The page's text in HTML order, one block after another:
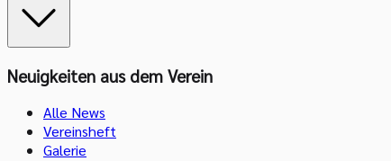
Neuigkeiten aus dem Verein
Alle News
Vereinsheft
Galerie